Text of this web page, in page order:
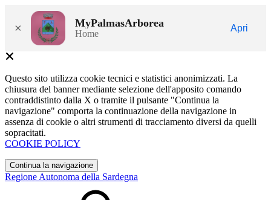
× MyPalmasArborea
Home
Apri
Questo sito utilizza cookie tecnici e statistici anonimizzati. La
chiusura del banner mediante selezione dell'apposito comando
contraddistinto dalla X o tramite il pulsante "Continua la
navigazione" comporta la continuazione della navigazione in
assenza di cookie o altri strumenti di tracciamento diversi da quelli
sopracitati.
COOKIE POLICY
Continua la navigazione
Regione Autonoma della Sardegna